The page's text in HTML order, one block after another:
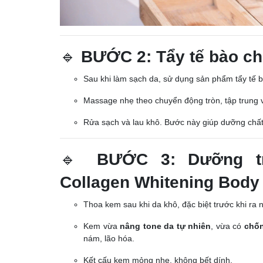
🔹 BƯỚC 2: Tẩy tế bào
Sau khi làm sạch da, sử dụng sản phẩm tẩy tế
Massage nhẹ theo chuyển động tròn, tập
Rửa sạch và lau khô. Bước này giúp dưỡng
🔹 BƯỚC 3: Dưỡng
Collagen Whitening Body
Thoa kem sau khi da khô, đặc biệt trước khi ra
Kem vừa nâng tone da tự nhiên, vừa có
nám, lão hóa.
Kết cấu kem mỏng nhẹ, không bết dính.